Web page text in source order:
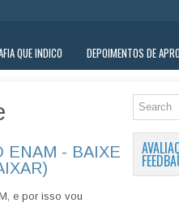
QUE INDICO DEPOIMENTOS DE
ENAM - BAIXE
e por isso vou